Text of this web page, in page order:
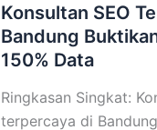
Konsultan SEO
Bandung
150% Data
Ringkasan Singkat:
terpercaya di